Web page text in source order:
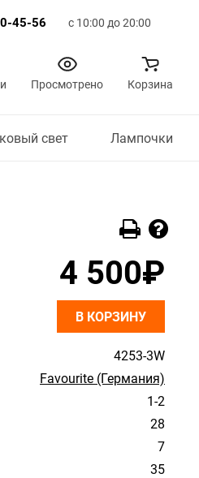
45-56 с 10:00 до 20:00
Просмотрено Корзина
свет Лампочки
4253-3W
Favourite (Германия)
1-2
28
7
35
4 500₽
В КОРЗИНУ